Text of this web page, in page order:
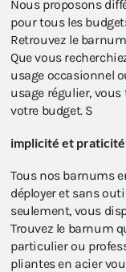
Nous proposons
pour tous les
Retrouvez le
Que vous
usage occasionnel
usage régulier,
votre budget. S
implicité et
Tous nos barnums
déployer et sans
seulement, vous
Trouvez le barnum
particulier ou
pliantes en acier